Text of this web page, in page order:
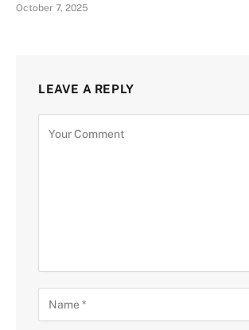
October 7, 2025
LEAVE A REPLY